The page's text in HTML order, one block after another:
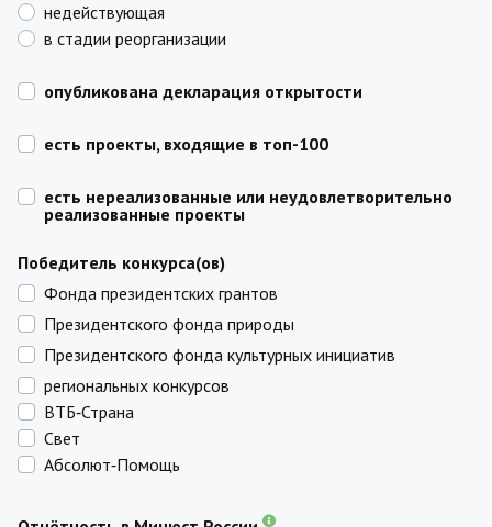
недействующая
в стадии реорганизации
опубликована декларация открытости
есть проекты, входящие в топ-100
есть нереализованные или неудовлетворительно
реализованные проекты
Победитель конкурса(ов)
Фонда президентских грантов
Президентского фонда природы
Президентского фонда культурных инициатив
региональных конкурсов
ВТБ‑Страна
Свет
Абсолют‑Помощь